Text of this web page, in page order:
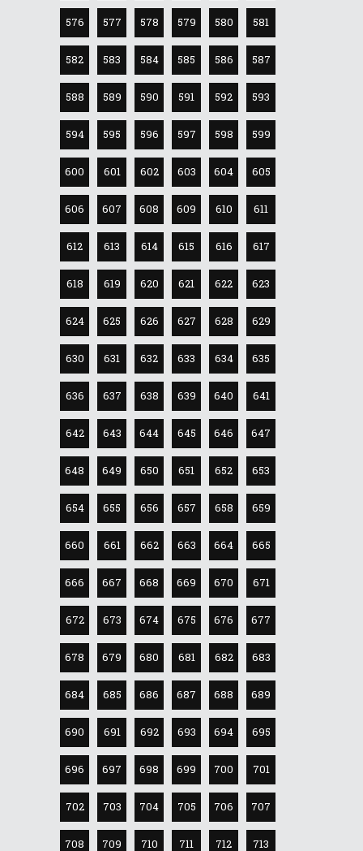
576 577 578 579 580 581
582 583 584 585 586 587
588 589 590 591 592 593
594 595 596 597 598 599
600 601 602 603 604 605
606 607 608 609 610 611
612 613 614 615 616 617
618 619 620 621 622 623
624 625 626 627 628 629
630 631 632 633 634 635
636 637 638 639 640 641
642 643 644 645 646 647
648 649 650 651 652 653
654 655 656 657 658 659
660 661 662 663 664 665
666 667 668 669 670 671
672 673 674 675 676 677
678 679 680 681 682 683
684 685 686 687 688 689
690 691 692 693 694 695
696 697 698 699 700 701
702 703 704 705 706 707
708 709 710 711 712 713